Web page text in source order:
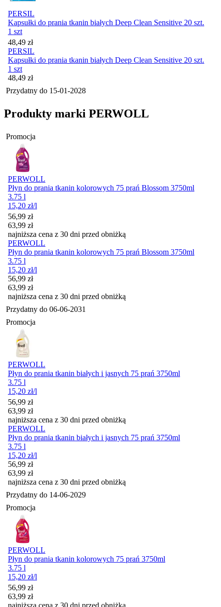
PERSIL
Kapsułki do prania tkanin białych Deep Clean Sensitive 20 szt.
1 szt
Cena
48,49 zł
PERSIL
Kapsułki do prania tkanin białych Deep Clean Sensitive 20 szt.
1 szt
Cena
48,49 zł
Przydatny do 15-01-2028
Produkty marki PERWOLL
Promocja
PERWOLL
Płyn do prania tkanin kolorowych 75 prań Blossom 3750ml
3.75 l
15,20 zł/l
Cena promocyjna
56,99 zł
63,99 zł
najniższa cena z 30 dni przed obniżką
PERWOLL
Płyn do prania tkanin kolorowych 75 prań Blossom 3750ml
3.75 l
15,20 zł/l
Cena promocyjna
56,99 zł
63,99 zł
najniższa cena z 30 dni przed obniżką
Przydatny do 06-06-2031
Promocja
PERWOLL
Płyn do prania tkanin białych i jasnych 75 prań 3750ml
3.75 l
15,20 zł/l
Cena promocyjna
56,99 zł
63,99 zł
najniższa cena z 30 dni przed obniżką
PERWOLL
Płyn do prania tkanin białych i jasnych 75 prań 3750ml
3.75 l
15,20 zł/l
Cena promocyjna
56,99 zł
63,99 zł
najniższa cena z 30 dni przed obniżką
Przydatny do 14-06-2029
Promocja
PERWOLL
Płyn do prania tkanin kolorowych 75 prań 3750ml
3.75 l
15,20 zł/l
Cena promocyjna
56,99 zł
63,99 zł
najniższa cena z 30 dni przed obniżką